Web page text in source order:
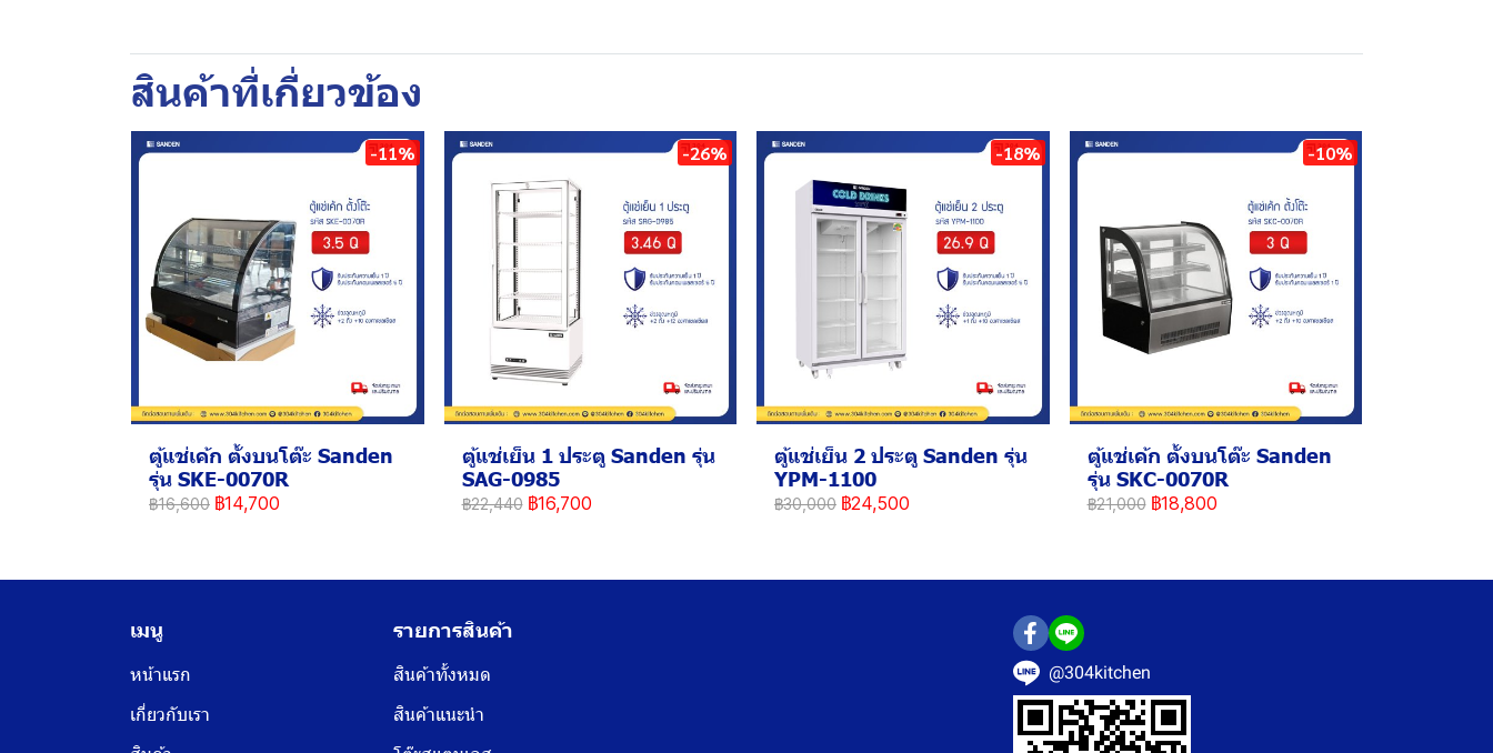
สินค้าที่เกี่ยวข้อง
-11%
ตู้แช่เค้ก ตั้งบนโต๊ะ Sanden
รุ่น SKE-0070R
฿16,600 ฿14,700
-26%
ตู้แช่เย็น 1 ประตู Sanden รุ่น
SAG-0985
฿22,440 ฿16,700
-18%
ตู้แช่เย็น 2 ประตู Sanden รุ่น
YPM-1100
฿30,000 ฿24,500
-10%
ตู้แช่เค้ก ตั้งบนโต๊ะ Sanden
รุ่น SKC-0070R
฿21,000 ฿18,800
เมนู
หน้าแรก
เกี่ยวกับเรา
รายการสินค้า
สินค้าทั้งหมด
สินค้าแนะนำ
@304kitchen